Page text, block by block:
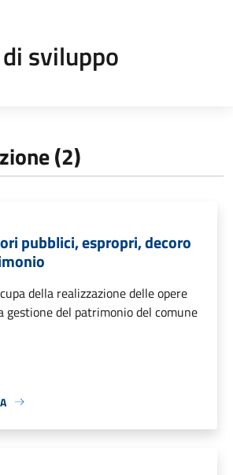
sviluppo
(2)
pubblici, espropri, decoro
della realizzazione delle opere
gestione del patrimonio del comune